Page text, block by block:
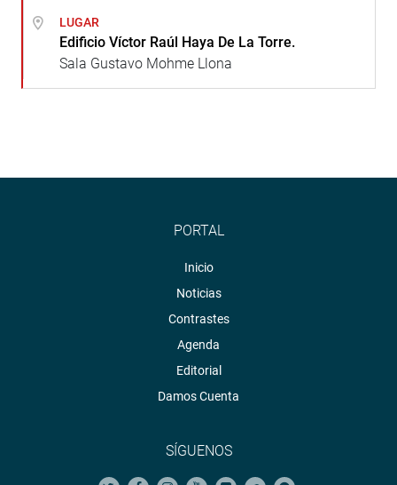
LUGAR
Edificio Víctor Raúl Haya De La Torre.
Sala Gustavo Mohme Llona
PORTAL
Inicio
Noticias
Contrastes
Agenda
Editorial
Damos Cuenta
SÍGUENOS